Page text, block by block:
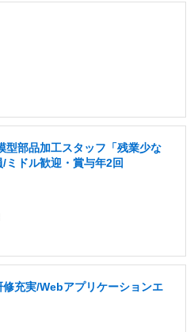
型部品加工スタッフ「残業少な
ミドル歓迎・賞与年2回
充実/Webアプリケーションエ